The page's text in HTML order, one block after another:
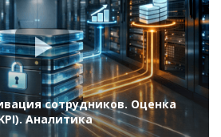
сотрудников. Оценка
Аналитика